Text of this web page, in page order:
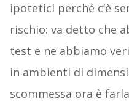
ipotetici perché c’è
rischio: va detto che
test e ne abbiamo
in ambienti di
scommessa ora è